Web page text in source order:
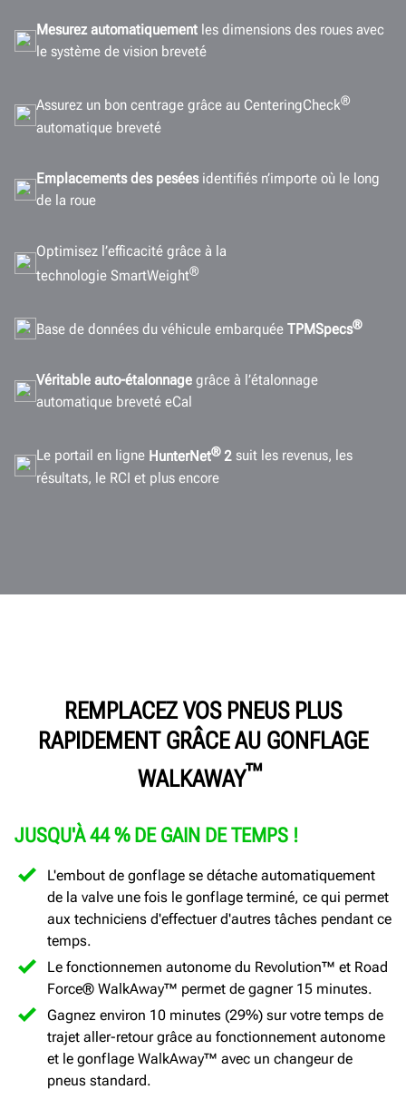
Mesurez automatiquement les dimensions des roues avec
le système de vision breveté
Assurez un bon centrage grâce au CenteringCheck®
automatique breveté
Emplacements des peséesidentifiés n’importe où le long
de la roue
Optimisez l’efficacité grâce à la
technologie SmartWeight®
Base de données du véhicule embarquée TPMSpecs®
Véritable auto-étalonnage grâce à l’étalonnage
automatique breveté eCal
Le portail en ligne HunterNet®2 suit les revenus, les
résultats, le RCI et plus encore
REMPLACEZ VOS PNEUS PLUS
RAPIDEMENT GRÂCE AU GONFLAGE
WALKAWAY™
JUSQU'À 44 % DE GAIN DE TEMPS !
L'embout de gonflage se détache automatiquement
de la valve une fois le gonflage terminé, ce qui permet
aux techniciens d'effectuer d'autres tâches pendant ce
temps.
Le fonctionnemen autonome du Revolution™ et Road
Force® WalkAway™ permet de gagner 15 minutes.
Gagnez environ 10 minutes (29%) sur votre temps de
trajet aller-retour grâce au fonctionnement autonome
et le gonflage WalkAway™ avec un changeur de
pneus standard.